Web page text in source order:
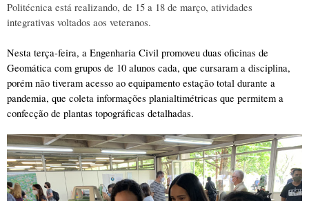
Politécnica está realizando, de 15 a 18 de março, atividades
integrativas voltados aos veteranos.
Nesta terça-feira, a Engenharia Civil promoveu duas oficinas de
Geomática com grupos de 10 alunos cada, que cursaram a disciplina,
porém não tiveram acesso ao equipamento estação total durante a
pandemia, que coleta informações planialtimétricas que permitem a
confecção de plantas topográficas detalhadas.